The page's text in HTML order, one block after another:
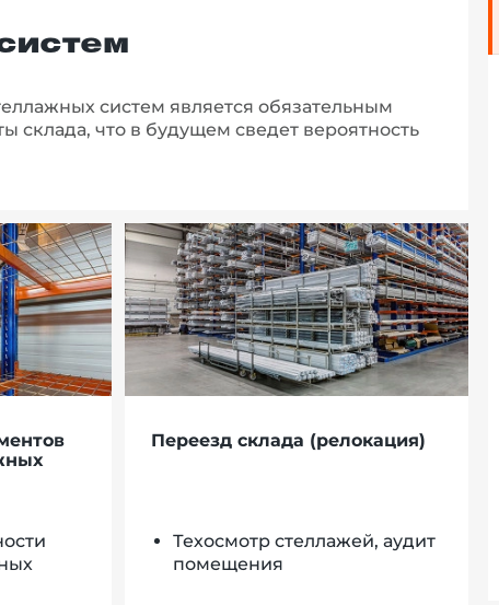
систем является обязательным
что в будущем сведет вероятность
Переезд склада (релокация)
Техосмотр стеллажей, аудит
помещения